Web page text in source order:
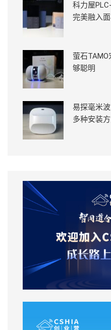
科力屋
完美融入
萤石TAMO
够聪明
易探毫米波
多种安装